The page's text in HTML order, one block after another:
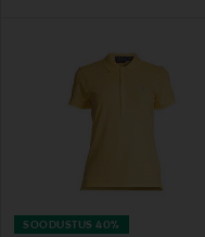
SOODUSTUS 40%